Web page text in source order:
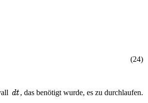
(24)
, das benötigt wurde, es zu durchlaufen.